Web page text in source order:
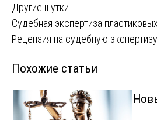
Другие шутки
Навигация
по
записям
Судебная экспертиза
Рецензия на судебную экспертизу
Похожие статьи